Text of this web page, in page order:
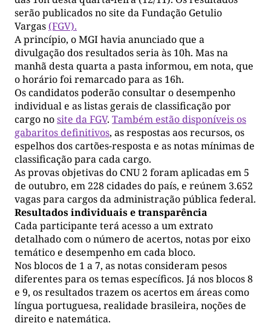
serão publicados no site da Fundação Getulio
Vargas (FGV).
A princípio, o MGI havia anunciado que a
divulgação dos resultados seria às 10h. Mas na
manhã desta quarta a pasta informou, em nota, que
o horário foi remarcado para as 16h.
Os candidatos poderão consultar o desempenho
individual e as listas gerais de classificação por
cargo nosite da FGV. Também estão disponíveis os
gabaritos definitivos, as respostas aos recursos, os
espelhos dos cartões-resposta e as notas mínimas de
classificação para cada cargo.
As provas objetivas do CNU 2 foram aplicadas em 5
de outubro, em 228 cidades do país, e reúnem 3.652
vagas para cargos da administração pública federal.
Resultados individuais e transparência
Cada participante terá acesso a um extrato
detalhado com o número de acertos, notas por eixo
temático e desempenho em cada bloco.
Nos blocos de 1 a 7, as notas consideram pesos
diferentes para os temas específicos. Já nos blocos 8
e 9, os resultados trazem os acertos em áreas como
língua portuguesa, realidade brasileira, noções de
direito e natemática.